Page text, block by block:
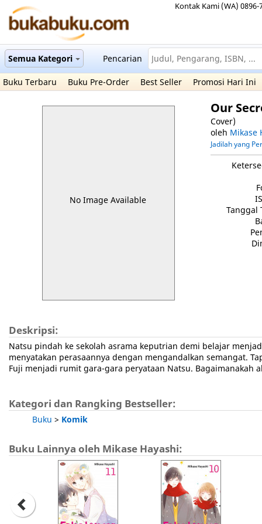
Kontak Kami (WA) 0896-
Semua Kategori Pencarian
Buku Terbaru Buku Pre-Order Best Seller Promosi Hari Ini
No Image Available
Our
Cover)
oleh Mikase
Jadilah yang
Tanggal
Deskripsi:
Natsu pindah ke sekolah asrama keputrian demi belajar
menyatakan perasaannya dengan mengandalkan semangat.
Fuji menjadi rumit gara-gara peryataan Natsu. Bagaimanakah
Kategori dan Rangking Bestseller:
Buku > Komik
Buku Lainnya oleh Mikase Hayashi: